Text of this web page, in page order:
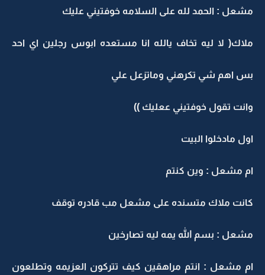
مشعل : الحمد لله على السلامه خوفتيني عليك
ملاك( لا ليه تخاف يالله انا مستعده ابوس رجلين اي احد
بس اهم شي تكرهني وماتزعل علي
وانت تقول خوفتيني ععليك ))
اول مادخلوا البيت
ام مشعل : وين كنتم
كانت ملاك متسنده على مشعل مب قادره توقف
مشعل : بسم الله يمه ليه تصارخين
ام مشعل : انتم مراهقين كيف تتركون العزيمه وتطلعون